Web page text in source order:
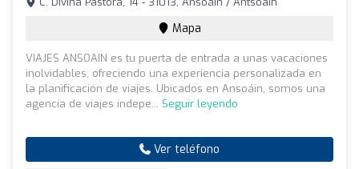
Mapa
VIAJES ANSOAIN es tu puerta de entrada a unas vacaciones
inolvidables, ofreciendo una experiencia personalizada en
la planificación de viajes. Ubicados en Ansoáin, somos una
agencia de viajes indepe... Seguir leyendo
Ver teléfono